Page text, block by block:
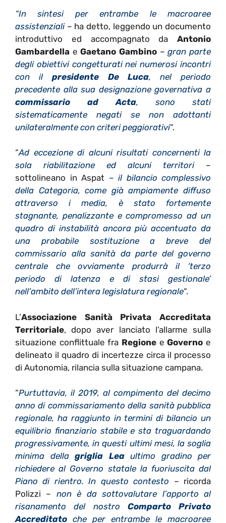
“In sintesi per entrambe le macroaree
assistenziali– ha detto, leggendo un documento
introduttivo ed accompagnato da Antonio
Gambardella eGaetano Gambino –gran parte
degli obiettivi congetturati nei numerosi incontri
con il presidente De Luca, nel periodo
precedente alla sua designazione governativa a
commissario ad Acta, sono stati
sistematicamente negati se non adottanti
unilateralmente con criteri peggiorativi“.
“Ad eccezione di alcuni risultati concernenti la
sola riabilitazione ed alcuni territori–
sottolineano in Aspat – il bilancio complessivo
della Categoria, come già ampiamente diffuso
attraverso i media, è stato fortemente
stagnante, penalizzante e compromesso ad un
quadro di instabilità ancora più accentuato da
una probabile sostituzione a breve del
commissario alla sanità da parte del governo
centrale che ovviamente produrrà il ‘terzo
periodo di latenza e di stasi gestionale’
nell’ambito dell’intera legislatura regionale“.
L’Associazione Sanità Privata Accreditata
Territoriale, dopo aver lanciato l’allarme sulla
situazione conflittuale fra Regione eGoverno e
delineato il quadro di incertezze circa il processo
di Autonomia, rilancia sulla situazione campana.
“Purtuttavia, il 2019, al compimento del decimo
anno di commissariamento della sanità pubblica
regionale, ha raggiunto in termini di bilancio un
equilibrio finanziario stabile e sta traguardando
progressivamente, in questi ultimi mesi, la soglia
minima della griglia Leaultimo gradino per
richiedere al Governo statale la fuoriuscita dal
Piano di rientro. In questo contesto – ricorda
Polizzi – non è da sottovalutare l’apporto al
risanamento del nostro Comparto Privato
Accreditato che per entrambe le macroaree